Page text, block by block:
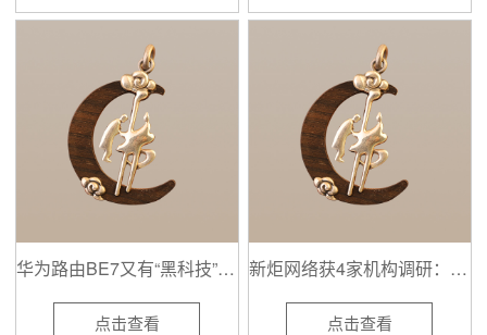
华为路由BE7又有“黑科技”独家超薄膜天线设计让信号无惧穿墙
点击查看
新炬网络获4家机构调研：国产化及信创架构下客户迫切地需要具备智能运维产品支撑、对IT基础设施架构有全局视角和整体把握能力的运维服务厂商保障其IT系统的平稳运行（附调研问答）
点击查看